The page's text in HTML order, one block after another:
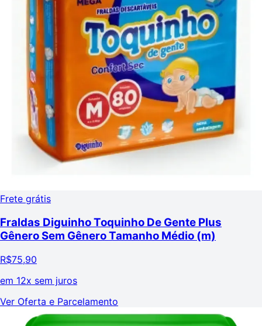
Frete grátis
Fraldas Diguinho Toquinho De Gente Plus
Gênero Sem Gênero Tamanho Médio (m)
R$75,90
em 12x sem juros
Ver Oferta e Parcelamento